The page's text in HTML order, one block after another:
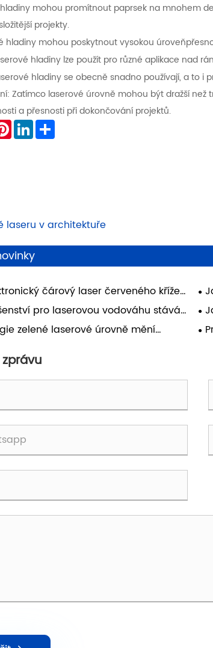
hladiny mohou promítnout paprsek na mnohem
projekty.
hladiny mohou poskytnout vysokou úroveň
hladiny lze použít pro různé aplikace nad
hladiny se obecně snadno používají, a to i
Zatímco laserové úrovně mohou být dražší
a přesnosti při dokončování projektů.
Pinterest
LinkedIn
laseru v architektuře
čárový laser červeného kříže
a efektivitu v moderních stavebních
pro laserovou vodováhu stává
nezbytným?
zelené laserové úrovně mění